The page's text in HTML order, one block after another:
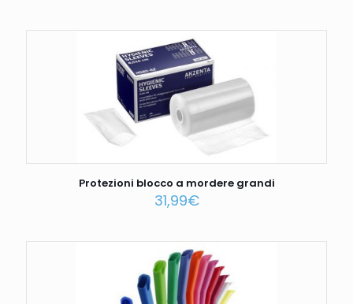
Protezioni blocco a mordere grandi
31,99€